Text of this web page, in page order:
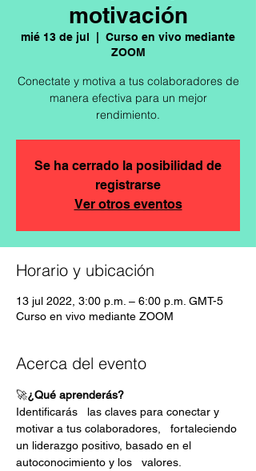
motivación
mié 13 de jul
Curso en vivo mediante
ZOOM
Conectate y motiva a tus colaboradores de
manera efectiva para un mejor
rendimiento.
Se ha cerrado la posibilidad de
registrarse
Ver otros eventos
Horario y ubicación
13 jul 2022, 3:00 p.m. – 6:00 p.m. GMT-5
Curso en vivo mediante ZOOM
Acerca del evento
🚀¿Qué aprenderás?
Identificarás   las claves para conectar y
motivar a tus colaboradores,   fortaleciendo
un liderazgo positivo, basado en el
autoconocimiento y los   valores.